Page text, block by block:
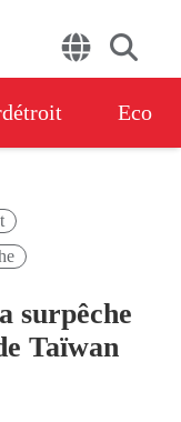
Eco
surpêche
Taïwan